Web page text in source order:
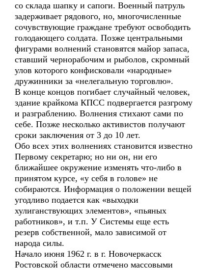
со склада шапку и сапоги. Военный патруль
задерживает рядового, но, многочисленные
сочувствующие граждане требуют освободить
голодающего солдата. Позже центральными
фигурами волнений становятся майор запаса,
ставший чернорабочим и рыболов, скромный
улов которого конфисковали «народные»
дружинники за «нелегальную торговлю».
В конце концов погибает случайный человек,
здание крайкома КПСС подвергается разгрому
и разграблению. Волнения стихают сами по
себе. Позже несколько активистов получают
сроки заключения от 3 до 10 лет.
Обо всех этих волнениях становится известно
Первому секретарю; но ни он, ни его
ближайшее окружение изменять что-либо в
принятом курсе, «у себя в голове» не
собираются. Информация о положении вещей
угодливо подается как «выходки
хулиганствующих элементов», «пьяных
работников», и т.п. У Системы еще есть
резерв собственной, мало зависимой от
народа силы.
Начало июня 1962 г. в г. Новочеркасск
Ростовской области отмечено массовыми